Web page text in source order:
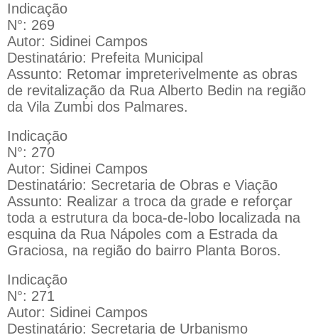
Indicação
N°: 269
Autor: Sidinei Campos
Destinatário: Prefeita Municipal
Assunto: Retomar impreterivelmente as obras
de revitalização da Rua Alberto Bedin na região
da Vila Zumbi dos Palmares.
Indicação
N°: 270
Autor: Sidinei Campos
Destinatário: Secretaria de Obras e Viação
Assunto: Realizar a troca da grade e reforçar
toda a estrutura da boca-de-lobo localizada na
esquina da Rua Nápoles com a Estrada da
Graciosa, na região do bairro Planta Boros.
Indicação
N°: 271
Autor: Sidinei Campos
Destinatário: Secretaria de Urbanismo